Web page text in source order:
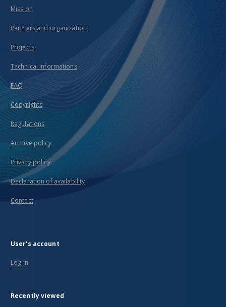
Mission
Partners and organization
Projects
Technical informations
FAQ
Copyrights
Regulations
Archive policy
Privacy policy
Declaration of availability
Contact
User's account
Log in
Recently viewed